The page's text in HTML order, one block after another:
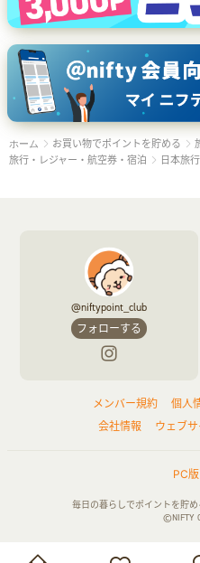
ホーム お買い物でポイントを貯める
旅行・レジャー・航空券・宿泊
日本旅
@niftypoint_club
フォローする
メンバー規約
個人
会社情報
ウェブ
PC
毎日の暮らしでポイントを貯
©NIFTY